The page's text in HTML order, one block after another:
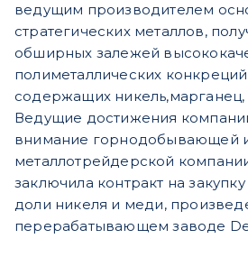
ведущим производителем
стратегических металлов,
обширных залежей
полиметаллических
содержащих никель,марганец,
Ведущие достижения
внимание горнодобывающей
металлотрейдерской
заключила контракт на
доли никеля и меди,
перерабатывающем заводе